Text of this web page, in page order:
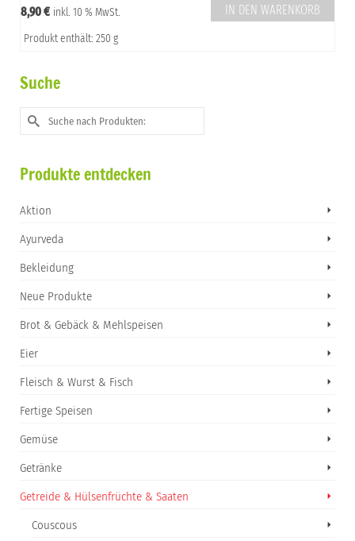
8,90€ inkl. 10 % MwSt.
Produkt enthält: 250 g
IN DEN WARENKORB
Suche
Suche
nach:
Produkte entdecken
Aktion
Ayurveda
Bekleidung
Neue Produkte
Brot & Gebäck & Mehlspeisen
Eier
Fleisch & Wurst & Fisch
Fertige Speisen
Gemüse
Getränke
Getreide & Hülsenfrüchte & Saaten
Couscous